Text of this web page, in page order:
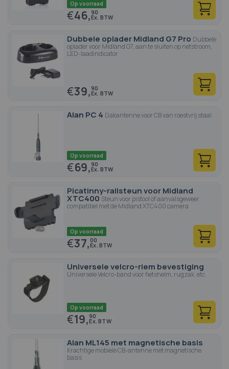
Op voorraad
€46,90
Dubbele oplader Midland G7 Pro Dubbele
oplader voor Midland G7, aan te sluiten op netstroom,
LED-laadindicator
€39,90
Alan PC 4 Dakantenne voor CB van roestvrij staal
Op voorraad
€69,90
Picatinny-railsteun voor Midland
XTC400Steun voor pistool of aanvalsgeweer
compatibel met de Midland XTC400 camera
Op voorraad
€37,00
Universele velcro-riem bevestiging
Universele Velcro-band voor fietshelm, rugzak, etc.
Op voorraad
€19,90
Alan ML145 met magnetische basis
Krachtige mobiele CB-antenne met magnetische
basis